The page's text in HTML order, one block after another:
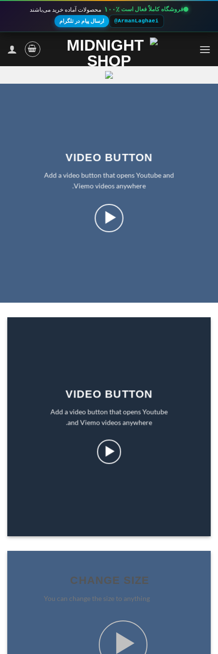
فروشگاه کاملاً فعال است ۱۰۰٪ محصولات آماده خرید می‌باشند
@ArmanLaghaei ارسال پیام در تلگرام
VIDEO BUTTON
Add a video button that opens Youtube and
Viemo videos anywhere.
VIDEO BUTTON
Add a video button that opens Youtube
and Viemo videos anywhere.
CHANGE SIZE
You can change the size to anything